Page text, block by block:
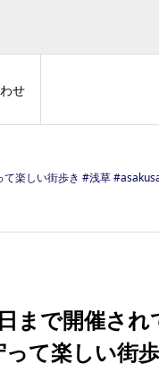
せ
#tokyo #japan #江戸文化の街
まで開催され
て楽しい街